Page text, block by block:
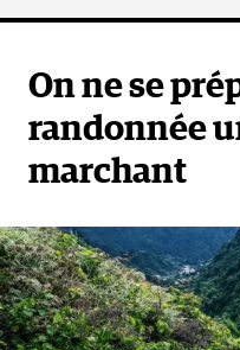
On ne se
randonnée
marchant